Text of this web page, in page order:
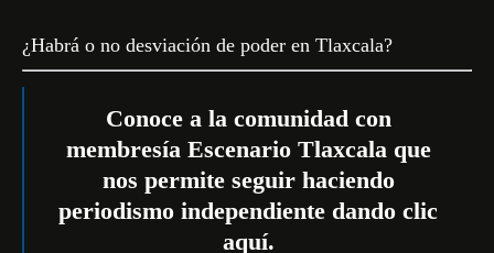
¿Habrá o no desviación de poder en Tlaxcala?
Conoce a la comunidad con
membresía Escenario Tlaxcala que
nos permite seguir haciendo
periodismo independiente dando clic
aquí.